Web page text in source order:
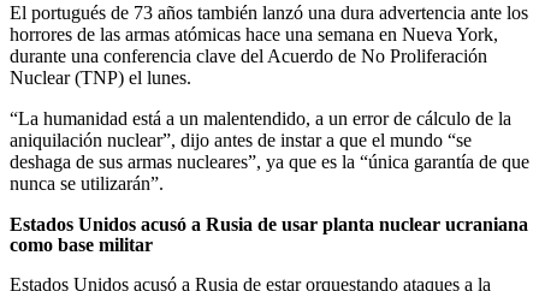
El portugués de 73 años también lanzó una dura advertencia ante los
horrores de las armas atómicas hace una semana en Nueva York,
durante una conferencia clave del Acuerdo de No Proliferación
Nuclear (TNP) el lunes.
“La humanidad está a un malentendido, a un error de cálculo de la
aniquilación nuclear”, dijo antes de instar a que el mundo “se
deshaga de sus armas nucleares”, ya que es la “única garantía de que
nunca se utilizarán”.
Estados Unidos acusó a Rusia de usar planta nuclear ucraniana
como base militar
Estados Unidos acusó a Rusia de estar orquestando ataques a la